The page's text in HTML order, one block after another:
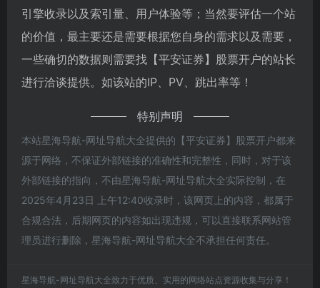
引擎收录以及索引量、用户体验等；当然要评估一个站
的价值，最主要还是需要根据您自身的需求以及需要，
一些确切的数据则需要找【平安证券】股票开户的站长
进行洽谈提供。如该站的IP、PV、跳出率等！
特别声明
本站星海导航-网址导航大全提供的【平安证券】股票开户都来
源于网络，不保证外部链接的准确性和完整性，同时，对于该
外部链接的指向，不由星海导航-网址导航大全实际控制，在
2025年4月23日 上午12:40收录时，该网页上的内容，都属于
合规合法，后期网页的内容如出现违规，可以直接联系网站管
理员进行删除，星海导航-网址导航大全不承担任何责任。
星海导航-网址导航大全致力于优质、实用的网络站点资源收集与分享！